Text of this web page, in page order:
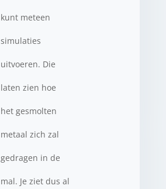
kunt meteen
simulaties
uitvoeren. Die
laten zien hoe
het gesmolten
metaal zich zal
gedragen in de
mal. Je ziet dus al